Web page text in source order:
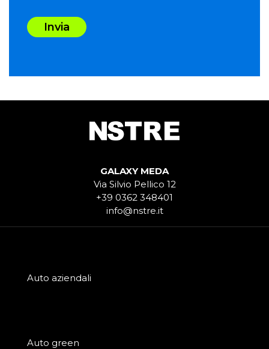
Invia
GALAXY MEDA
Via Silvio Pellico 12
+39 0362 348401
info@nstre.it
Auto aziendali
Auto green